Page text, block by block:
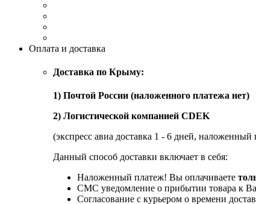
Оплата и доставка
Доставка по Крыму:
1) Почтой России (наложенного платежа нет)
2) Логистической компанией CDEK
(экспресс авиа доставка 1 - 6 дней, наложенный
Данный способ доставки включает в себя:
Наложенный платеж! Вы оплачиваете
СМС уведомление о прибытии товара к
Согласование с курьером о времени